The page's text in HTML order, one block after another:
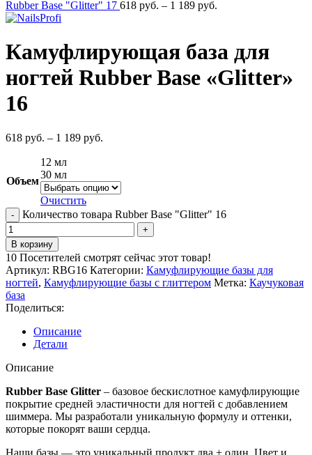
Rubber Base "Glitter" 17 618 руб. – 1 189 руб.
Камуфлирующая база для
ногтей Rubber Base «Glitter»
16
618 руб. – 1 189 руб.
Объем
12 мл
30 мл
Очистить
Количество товара Rubber Base "Glitter" 16
В корзину
10 Посетителей смотрят сейчас этот товар!
Артикул: RBG16 Категории: Камуфлирующие базы для
ногтей, Камуфлирующие базы с глиттером Метка: Каучуковая
база
Поделиться:
Описание
Детали
Описание
Rubber Base Glitter – базовое бескислотное камуфлирующие
покрытие средней эластичности для ногтей с добавлением
шиммера. Мы разработали уникальную формулу и оттенки,
которые покорят ваши сердца.
Наши базы — это уникальный продукт два + один. Цвет и